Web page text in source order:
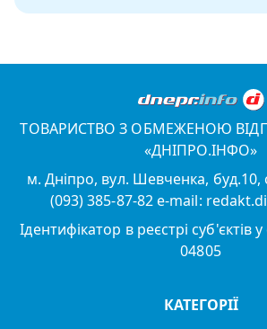
ТОВАРИСТВО З ОБМЕЖЕНОЮ
«ДНІПРО.ІНФО»
м. Дніпро, вул. Шевченка, буд.10,
(093) 385-87-82 e-mail:
Ідентифікатор в реєстрі суб'єктів
04805
КАТЕГОРІЇ